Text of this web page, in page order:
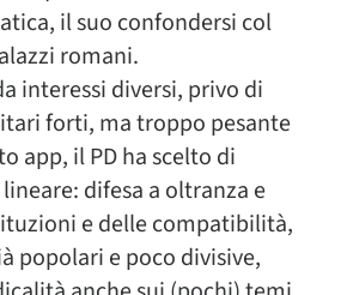
il suo confondersi col
romani.
interessi diversi, privo di
forti, ma troppo pesante
app, il PD ha scelto di
difesa a oltranza e
e delle compatibilità,
popolari e poco divisive,